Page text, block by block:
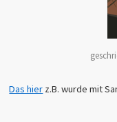
Das hier z.B. wurde mit